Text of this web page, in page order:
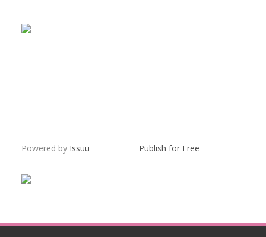
Powered by Issuu Publish for Free